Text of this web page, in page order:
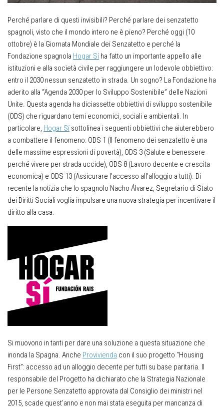
Perché parlare di questi invisibili? Perché parlare dei senzatetto
spagnoli, visto che il mondo intero ne è pieno? Perché oggi (10
ottobre) è la Giornata Mondiale dei Senzatetto e perché la
Fondazione spagnola Hogar Sí ha fatto un importante appello alle
istituzioni e alla società civile per raggiungere un lodevole obbiettivo:
entro il 2030 nessun senzatetto in strada. Un sogno? La Fondazione ha
aderito alla “Agenda 2030 per lo Sviluppo Sostenibile” delle Nazioni
Unite. Questa agenda ha diciassette obbiettivi di sviluppo sostenibile
(ODS) che riguardano temi economici, sociali e ambientali. In
particolare, Hogar Sí sottolinea i seguenti obbiettivi che aiuterebbero
a combattere il fenomeno: ODS 1 (Il fenomeno dei senzatetto è una
delle massime espressioni di povertà), ODS 3 (Salute e benessere
perché vivere per strada uccide), ODS 8 (Lavoro decente e crescita
economica) e ODS 13 (Assicurare l’accesso all’alloggio a tutti). Di
recente la notizia che lo spagnolo Nacho Álvarez, Segretario di Stato
dei Diritti Sociali voglia impulsare una nuova strategia per incentivare il
diritto alla casa.
Si muovono in tanti per dare una soluzione a questa situazione che
inonda la Spagna. Anche Provivienda con il suo progetto “Housing
First”: accesso ad un alloggio decente per tutti su base paritaria. Il
responsabile del Progetto ha dichiarato che la Strategia Nazionale
per le Persone Senzatetto approvata dal Consiglio dei ministri nel
2015, scade quest’anno e non mai stata eseguita per mancanza di